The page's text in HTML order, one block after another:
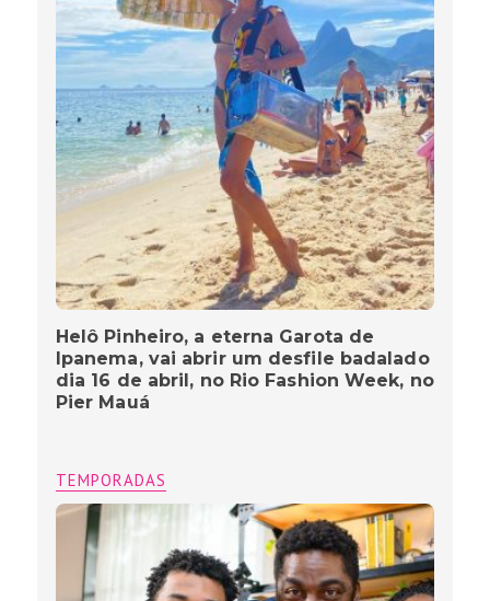
Helô Pinheiro, a eterna Garota de
Ipanema, vai abrir um desfile badalado
dia 16 de abril, no Rio Fashion Week, no
Pier Mauá
TEMPORADAS